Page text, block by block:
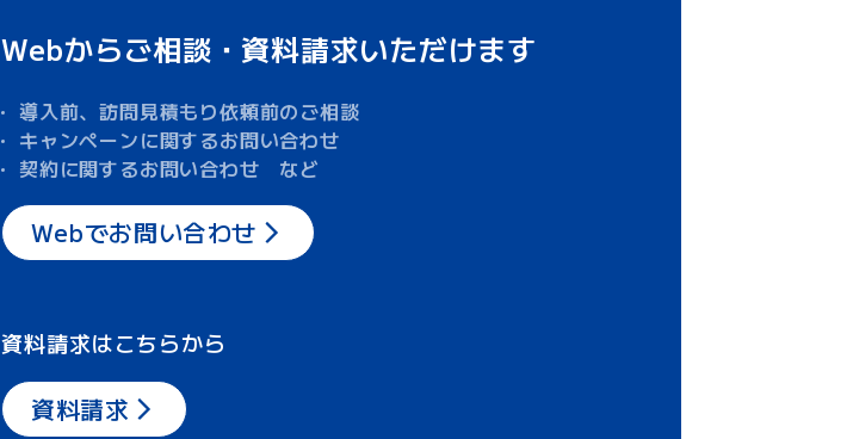
Webからご相談・資料請求いただけます
導入前、訪問見積もり依頼前のご相談
キャンペーンに関するお問い合わせ
契約に関するお問い合わせ など
Webでお問い合わせ
資料請求はこちらから
資料請求